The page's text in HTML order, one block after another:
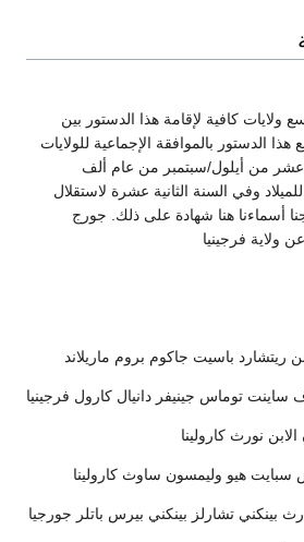
كافية لإقامة هذا الدستور بين
الدستور بالموافقة الإجماعية للولايات
عشر من أيلول/سبتمبر من عام ألف
وفي السنة الثانية عشرة لاستقلال
أسماءنا هنا شهادة على ذلك. جورج
ولاية فرجينيا
ريتشارد باسيت جاكوم بروم ماريلاند
توماس جينيفر دانيال كارول فرجينيا
نورث كارولينا
سبايت هيو وليمسون ساوث كارولينا
بينكني تشارلز بينكني بيرس باتلر جورجيا